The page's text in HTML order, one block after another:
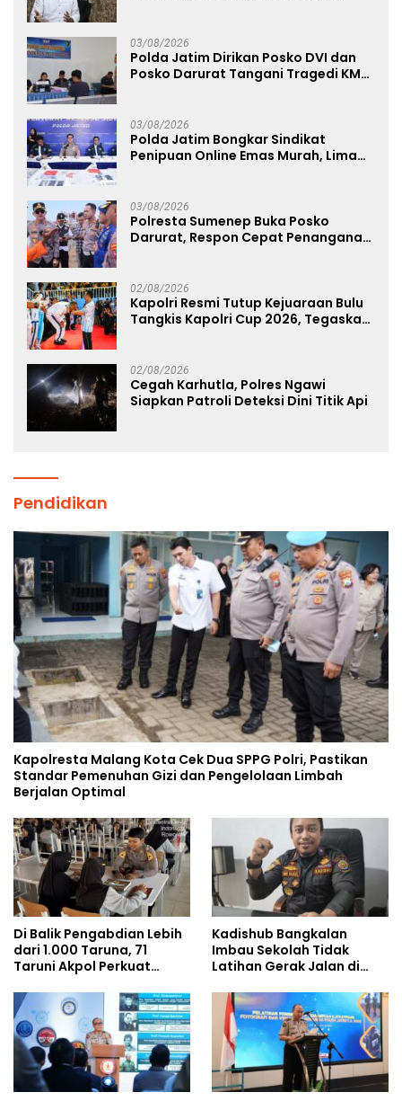
03/08/2026
Polda Jatim Dirikan Posko DVI dan
Posko Darurat Tangani Tragedi KMP
03/08/2026
Polda Jatim Bongkar Sindikat
Penipuan Online Emas Murah, Lima
03/08/2026
Polresta Sumenep Buka Posko
Darurat, Respon Cepat Penanganan
02/08/2026
Kapolri Resmi Tutup Kejuaraan Bulu
Tangkis Kapolri Cup 2026, Tegaskan
02/08/2026
Cegah Karhutla, Polres Ngawi
Siapkan Patroli Deteksi Dini Titik Api
Pendidikan
Kapolresta Malang Kota Cek Dua SPPG Polri, Pastikan
Standar Pemenuhan Gizi dan Pengelolaan Limbah
Berjalan Optimal
Di Balik Pengabdian Lebih
dari 1.000 Taruna, 71
Taruni Akpol Perkuat
Siswa Sekolah Rakyat
Kadishub Bangkalan
Imbau Sekolah Tidak
Latihan Gerak Jalan di